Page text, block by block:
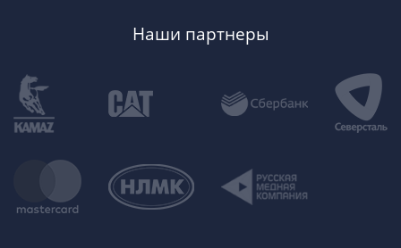
Наши партнеры